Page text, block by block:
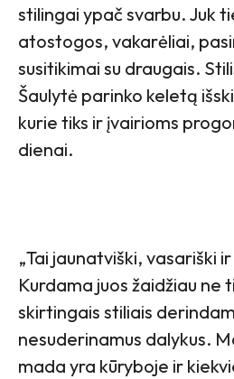
stilingai ypač svarbu. Juk
atostogos, vakarėliai,
susitikimai su draugais.
Šaulytė parinko keletą
kurie tiks ir įvairioms
dienai.
„Tai jaunatviški, vasariški
Kurdama juos žaidžiau ne
skirtingais stiliais
nesuderinamus dalykus.
mada yra kūryboje ir